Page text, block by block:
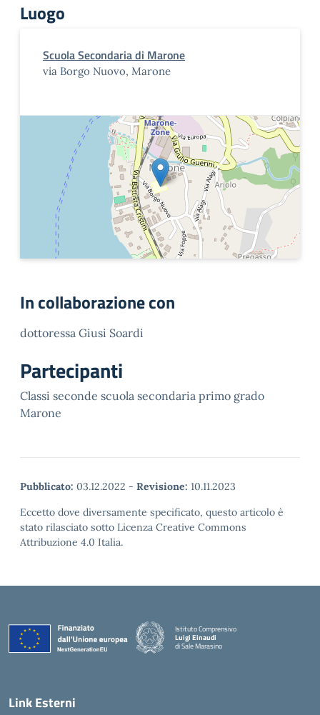
Luogo
Scuola Secondaria di Marone
via Borgo Nuovo, Marone
In collaborazione con
dottoressa Giusi Soardi
Partecipanti
Classi seconde scuola secondaria primo grado
Marone
Pubblicato: 03.12.2022 - Revisione: 10.11.2023
Eccetto dove diversamente specificato, questo articolo è
stato rilasciato sotto Licenza Creative Commons
Attribuzione 4.0 Italia.
Istituto Comprensivo
Luigi Einaudi
di Sale Marasino
Link Esterni